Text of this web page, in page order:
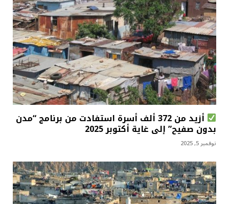
أزيد من 372 ألف أسرة استفادت من برنامج “مدن
بدون صفيح” إلى غاية أكتوبر 2025
نوفمبر 5, 2025